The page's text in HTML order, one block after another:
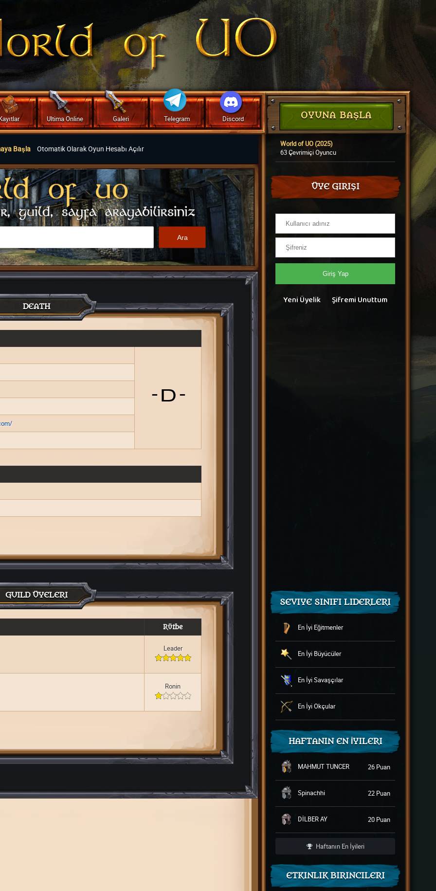
Ultima Online Galeri Telegram Discord OYUNA BAŞLA
Başla Otomatik Olarak Oyun Hesabı Açılır
DEATH
GUILD ÜYELERI
Rütbe
Leader
Ronin
World of UO (2025)
63 Çevrimiçi Oyuncu
ÜYE GIRIŞI
Giriş Yap
Yeni Üyelik Şifremi Unuttum
SEVIYE SINIFI LIDERLERI
En İyi Eğitmenler
En İyi Büyücüler
En İyi Savaşçılar
En İyi Okçular
HAFTANIN EN İYILERI
MAHMUT TUNCER 26 Puan
Spinachhi 22 Puan
DİLBER AY 20 Puan
Haftanın En İyileri
ETKINLIK BIRINCILERI